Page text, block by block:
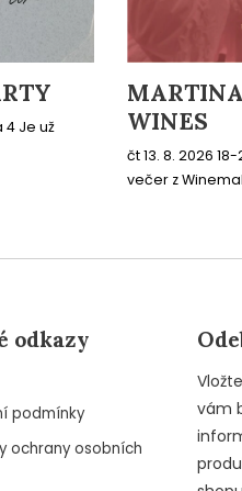
4 Je už
WINES
čt 13. 8. 2026
večer z
odkazy
podmínky
ochrany osobních
vám